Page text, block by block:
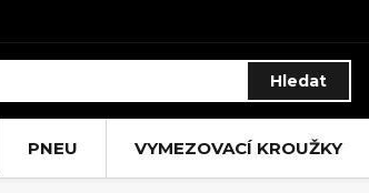
Hledat
PNEU VYMEZOVACÍ KROUŽKY